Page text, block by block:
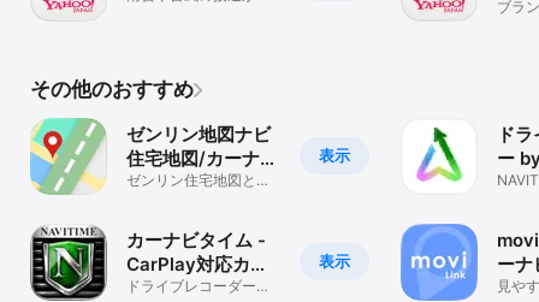
≪ご注意≫
ブラ
その他のおすすめ
表示
ゼンリン地図ナビ
住宅地図/カーナ
ビ/地図アプリ/ト
ゼンリン住宅地図とカ
表示
カーナビタイム -
CarPlay対応カー
ナビ
ドライブレコーダーも
ド
ー
(カ
ーナ
を快
見や